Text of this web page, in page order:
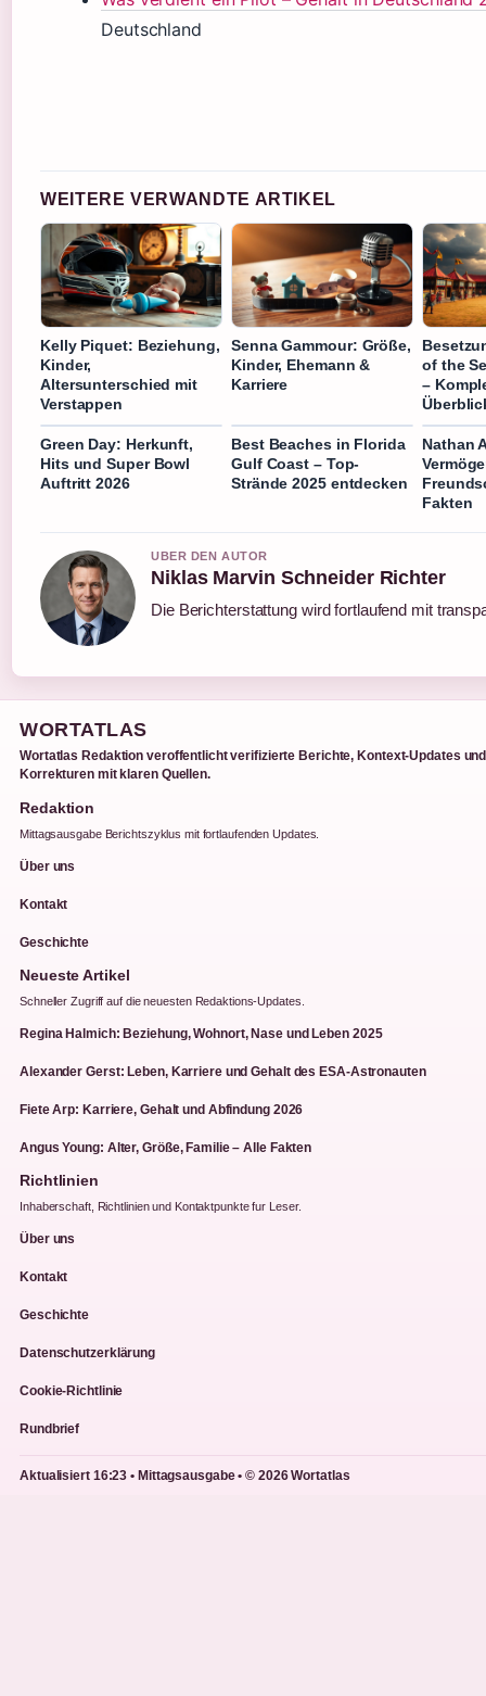
Deutschland
WEITERE VERWANDTE ARTIKEL
Kelly Piquet: Beziehung,
Kinder,
Altersunterschied mit
Verstappen
Senna Gammour: Größe,
Kinder, Ehemann &
Karriere
of the
–
Green Day: Herkunft,
Hits und Super Bowl
Auftritt 2026
Best Beaches in Florida
Gulf Coast – Top-
Strände 2025 entdecken
Nathan
Fakten
UBER DEN AUTOR
Niklas Marvin Schneider Richter
Die Berichterstattung wird fortlaufend mit
WORTATLAS
Wortatlas Redaktion veroffentlicht verifizierte Berichte, Kontext-Updates und
Korrekturen mit klaren Quellen.
Redaktion
Mittagsausgabe Berichtszyklus mit fortlaufenden Updates.
Über uns
Kontakt
Geschichte
Neueste Artikel
Schneller Zugriff auf die neuesten Redaktions-Updates.
Regina Halmich: Beziehung, Wohnort, Nase und Leben 2025
Alexander Gerst: Leben, Karriere und Gehalt des ESA-Astronauten
Fiete Arp: Karriere, Gehalt und Abfindung 2026
Angus Young: Alter, Größe, Familie – Alle Fakten
Richtlinien
Inhaberschaft, Richtlinien und Kontaktpunkte fur Leser.
Über uns
Kontakt
Geschichte
Datenschutzerklärung
Cookie-Richtlinie
Rundbrief
Aktualisiert 16:23 • Mittagsausgabe • © 2026 Wortatlas